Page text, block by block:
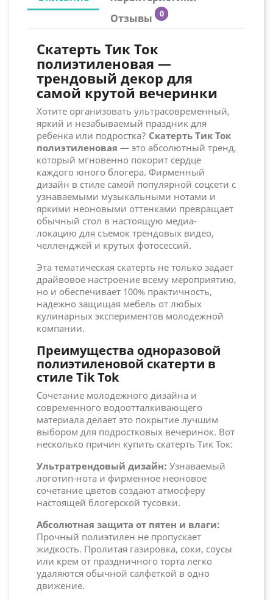
Отзывы
0
Скатерть Тик Ток
полиэтиленовая —
трендовый декор для
самой крутой вечеринки
Хотите организовать ультрасовременный,
яркий и незабываемый праздник для
ребенка или подростка? Скатерть Тик Ток
полиэтиленовая — это абсолютный тренд,
который мгновенно покорит сердце
каждого юного блогера. Фирменный
дизайн в стиле самой популярной соцсети с
узнаваемыми музыкальными нотами и
яркими неоновыми оттенками превращает
обычный стол в настоящую медиа-
локацию для съемок трендовых видео,
челленджей и крутых фотосессий.
Эта тематическая скатерть не только задает
драйвовое настроение всему мероприятию,
но и обеспечивает 100% практичность,
надежно защищая мебель от любых
кулинарных экспериментов молодежной
компании.
Преимущества одноразовой
полиэтиленовой скатерти в
стиле Tik Tok
Сочетание молодежного дизайна и
современного водоотталкивающего
материала делает это покрытие лучшим
выбором для подростковых вечеринок. Вот
несколько причин купить скатерть Тик Ток:
Ультратрендовый дизайн: Узнаваемый
логотип-нота и фирменное неоновое
сочетание цветов создают атмосферу
настоящей блогерской тусовки.
Абсолютная защита от пятен и влаги:
Прочный полиэтилен не пропускает
жидкость. Пролитая газировка, соки, соусы
или крем от праздничного торта легко
удаляются обычной салфеткой в одно
движение.